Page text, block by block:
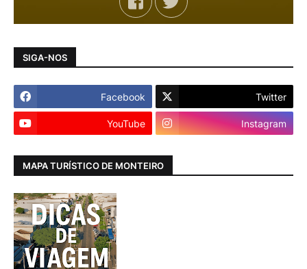
SIGA-NOS
Facebook Twitter
YouTube Instagram
MAPA TURÍSTICO DE MONTEIRO